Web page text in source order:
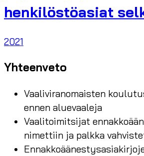
henkilöstöasiat
2021
Yhteenveto
Vaaliviranomaisten
ennen aluevaaleja
Vaalitoimitsijat
nimettiin ja palkka